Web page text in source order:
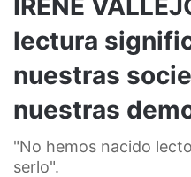
IRENE
lectura
nuestras
nuestras
"No hemos nacido
serlo".